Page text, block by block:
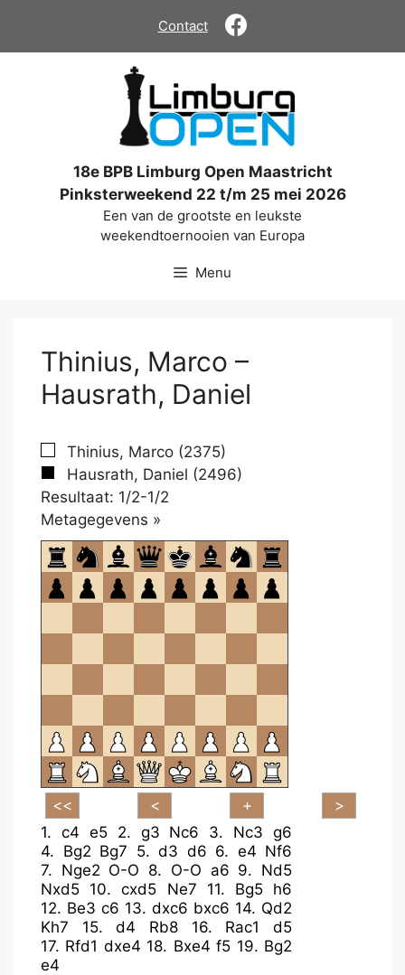
de
Contact
18e BPB Limburg Open Maastricht
Pinksterweekend 22 t/m 25 mei 2026
Een van de grootste en leukste
weekendtoernooien van Europa
Menu
Thinius, Marco –
Hausrath, Daniel
Thinius, Marco (2375)
Hausrath, Daniel (2496)
Resultaat: 1/2-1/2
Metagegevens »
om
te
openen.
1. c4 e5 2. g3 Nc6 3. Nc3 g6
4. Bg2 Bg7 5. d3 d6 6. e4 Nf6
7. Nge2 O-O 8. O-O a6 9. Nd5
Nxd5 10.cxd5 Ne7 11. Bg5
h6
12. Be3 c6 13. dxc6 bxc6 14. Qd2
Kh7
15.d4 Rb8 16. Rac1
d5
17. Rfd1 dxe4 18. Bxe4 f5 19. Bg2
e4